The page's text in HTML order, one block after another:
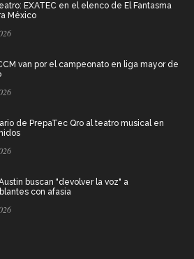
EXATEC en el elenco de El Fantasma
México
van por el campeonato en liga mayor de
de PrepaTec Qro al teatro musical en
buscan "devolver la voz" a
con afasia